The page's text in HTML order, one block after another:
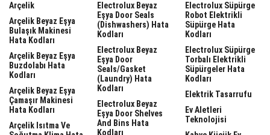
Arçelik
Arçelik Beyaz Eşya
Bulaşık Makinesi
Hata Kodları
Arçelik Beyaz Eşya
Buzdolabı Hata
Kodları
Arçelik Beyaz Eşya
Çamaşır Makinesi
Hata Kodları
Arçelik Isıtma Ve
Electrolux Beyaz
Eşya Door Seals
(dishwashers) Hata
Kodları
Electrolux Beyaz
Eşya Door
Seals/gasket
(laundry) Hata
Kodları
Electrolux Beyaz
Eşya Door Shelves
And Bins Hata
Kodları
Electrolux Süpürge
Robot Elektrikli
Süpürge Hata
Kodları
Electrolux Süpürge
Torbalı Elektrikli
Süpürgeler Hata
Kodları
Elektrik Tasarrufu
Ev Aletleri
Teknolojisi